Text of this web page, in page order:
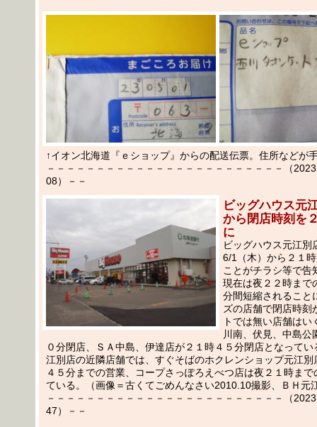
↑イオン北海道『ｅショップ』からの配送伝票。住所などが
－－－－－－－－－－－－－－－－－－－－－－－－（
08）－－
ビッグハウス元
から閉店時刻を
に
ビッグハウス元江別
6/1（木）から２１
ことがチラシ等で告
現在は夜２２時まで
分間短縮されるこ
ズの店舗で閉店時刻
トでは無い店舗はい
川南、伏見、中島公
０分閉店、ＳＡ中島、伊達店が２１時４５分閉店となって
江別店の近隣店舗では、すぐそばのホクレンショップ元江別
４５分までの営業、コープさっぽろえべつ店は夜２１時まで
ている。（画像＝古くてごめんなさい2010.10撮影、ＢＨ元
－－－－－－－－－－－－－－－－－－－－－－－－（
47）－－